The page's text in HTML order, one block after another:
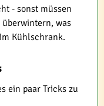
- sonst müssen
was
Kühlschrank.
ein paar Tricks zu